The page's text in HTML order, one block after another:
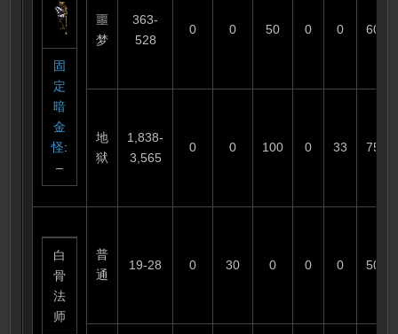
固
定
暗
金
怪:
–
噩
梦
363-
528
0 0 50 0 0 60
地
狱
1,838-
3,565
0 0 100 0 33 75
白
骨
法
师
普
通
19-28 0 30 0 0 0 50